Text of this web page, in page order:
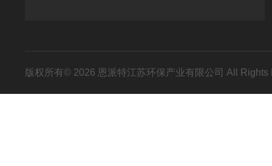
版权所有© 2026 恩派特江苏环保产业有限公司 All